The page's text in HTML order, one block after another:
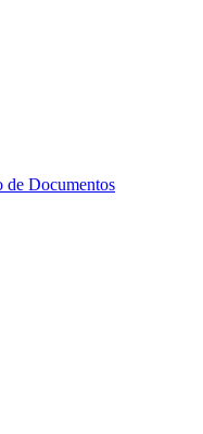
de Documentos